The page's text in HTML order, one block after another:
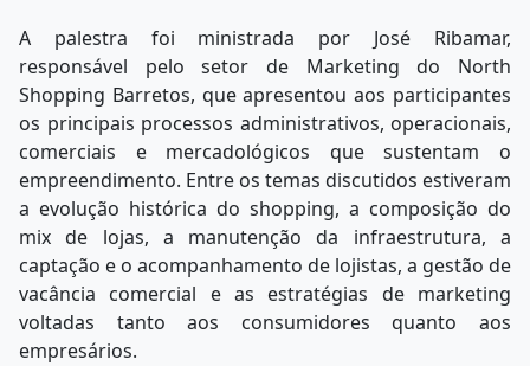
A palestra foi ministrada por José Ribamar,
responsável pelo setor de Marketing do North
Shopping Barretos, que apresentou aos participantes
os principais processos administrativos, operacionais,
comerciais e mercadológicos que sustentam o
empreendimento. Entre os temas discutidos estiveram
a evolução histórica do shopping, a composição do
mix de lojas, a manutenção da infraestrutura, a
captação e o acompanhamento de lojistas, a gestão de
vacância comercial e as estratégias de marketing
voltadas tanto aos consumidores quanto aos
empresários.